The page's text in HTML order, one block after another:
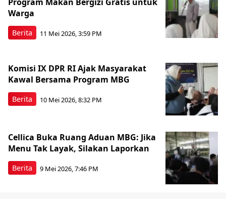
Berita
Warga
11 Mei 2026, 3:59 PM
Berita
Komisi IX DPR RI Ajak Masyarakat
Kawal Bersama Program MBG
10 Mei 2026, 8:32 PM
Berita
Cellica Buka Ruang Aduan MBG: Jika
Menu Tak Layak, Silakan Laporkan
9 Mei 2026, 7:46 PM